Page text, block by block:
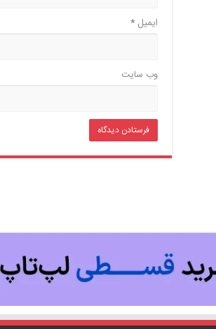
ایمیل*
وب‌ سایت